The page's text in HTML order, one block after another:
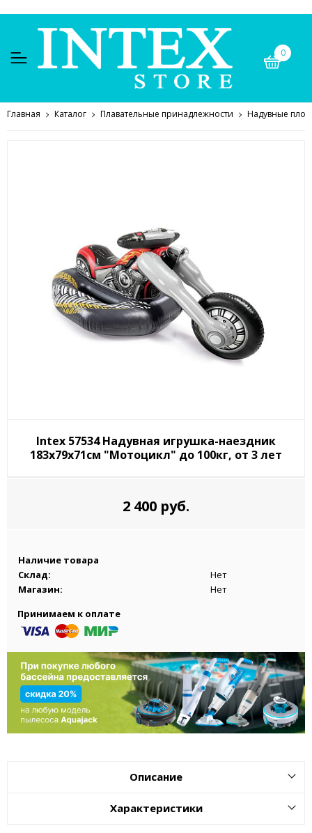
0
Главная Каталог Плавательные принадлежности Надувные
Intex 57534 Надувная игрушка-наездник
183х79х71см "Мотоцикл" до 100кг, от 3 лет
2 400 руб.
Наличие товара
Склад:
Нет
Магазин:
Нет
Принимаем к оплате
Описание
Характеристики